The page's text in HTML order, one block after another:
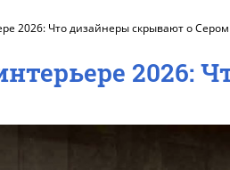
2026: Что дизайнеры скрывают о